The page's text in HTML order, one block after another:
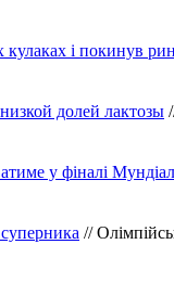
кулаках і покинув
долей лактозы
у фіналі
//